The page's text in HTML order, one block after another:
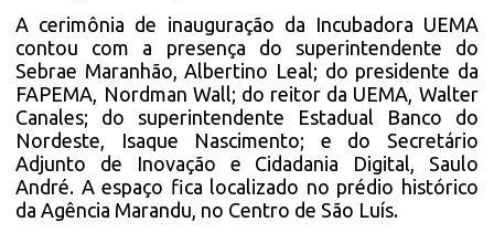
A cerimônia de inauguração da Incubadora UEMA
contou com a presença do superintendente do
Sebrae Maranhão, Albertino Leal; do presidente da
FAPEMA, Nordman Wall; do reitor da UEMA, Walter
Canales; do superintendente Estadual Banco do
Nordeste, Isaque Nascimento; e do Secretário
Adjunto de Inovação e Cidadania Digital, Saulo
André. A espaço fica localizado no prédio histórico
da Agência Marandu, no Centro de São Luís.